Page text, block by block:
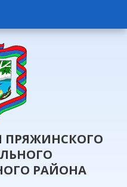
РАЙОНА